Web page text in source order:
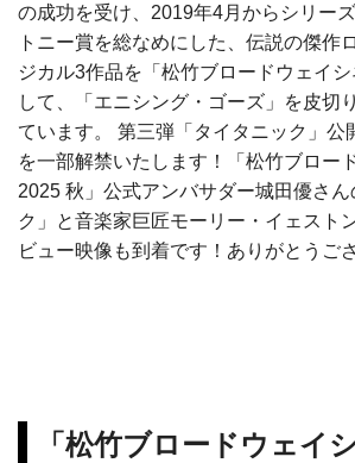
の成功を受け、2019年4月からシリー
トニー賞を総なめにした、伝説の傑作
ジカル3作品を「松竹ブロードウェイ
して、「エニシング・ゴーズ」を皮切
ています。 第三弾「タイタニック」公
を一部解禁いたします！「松竹ブロー
2025 秋」公式アンバサダー城田優さ
ク」と音楽家巨匠モーリー・イェスト
ビュー映像も到着です！ありがとうご
「松竹ブロードウェイ